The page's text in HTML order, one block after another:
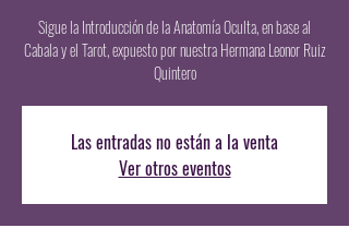
Sigue la Introducción de la Anatomía Oculta, en base al
Cabala y el Tarot, expuesto por nuestra Hermana Leonor Ruiz
Quintero
Las entradas no están a la venta
Ver otros eventos